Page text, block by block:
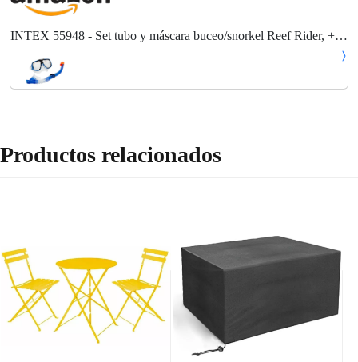
INTEX 55948 - Set tubo y máscara buceo/snorkel Reef Rider, + 8
Productos relacionados